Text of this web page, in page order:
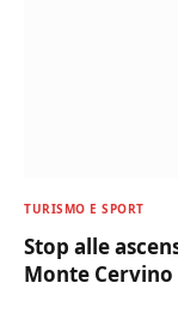
TURISMO E SPORT
Stop alle
Monte Cervino